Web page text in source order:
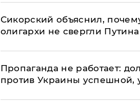
Сикорский объяснил,
олигархи не свергли Путина
​Пропаганда не работает:
против Украины успешной,